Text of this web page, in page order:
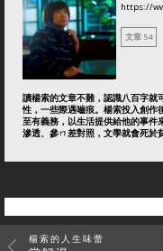
https://
文章 54
讀楊索的文章不難，認識八百字就
性，一些際遇嚙痕。楊索投入創作
至有義務，以生活提供給他的事件
滲透、參ㄇ差對照，文學就會死於
楊索的人生味蕾